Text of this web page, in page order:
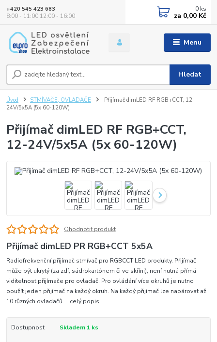
Menu
Hledat
+420 545 423 683
8:00 - 11:00 12:00 - 16:00
0 ks
za 0,00 Kč
Úvod STMÍVAČE, OVLADAČE
Přijímač dimLED RF RGB+CCT, 12-
24V/5x5A (5x 60-120W)
Přijímač dimLED RF RGB+CCT,
12-24V/5x5A (5x 60-120W)
Ohodnotit produkt
Přijímač dimLED PR RGB+CCT 5x5A
Radiofrekvenční přijímač stmívač pro RGBCCT LED produkty. Přijímač
může být ukrytý (za zdí, sádrokartónem či ve skříni), není nutná přímá
viditelnost přijímače pro ovladač. Pro ovládání více okruhů je nutno
použít jeden přijímač na každý okruh. Na každý přijímač lze napárovat až
10 různých ovladačů ... celý popis
Dostupnost Skladem 1 ks